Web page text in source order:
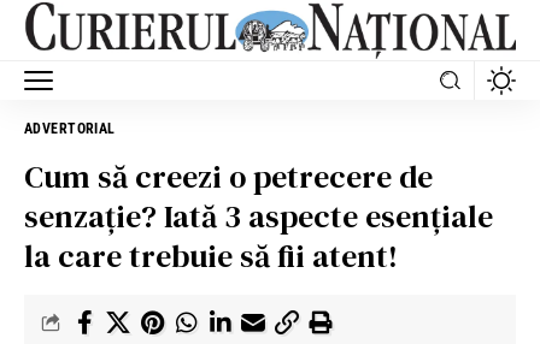
ADVERTORIAL
Cum să creezi o petrecere de
senzație? Iată 3 aspecte esențiale
la care trebuie să fii atent!